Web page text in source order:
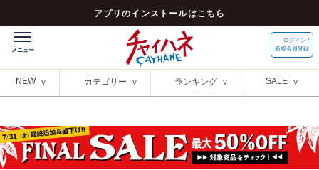
アプリのインストールはこちら
ログイン /
新規会員登録
NEW カテゴリー ランキング SALE